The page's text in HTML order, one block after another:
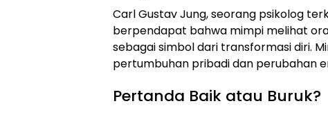
Carl Gustav Jung, seorang psikolog
berpendapat bahwa mimpi melihat
sebagai simbol dari transformasi diri.
pertumbuhan pribadi dan perubahan
Pertanda Baik atau Buruk?